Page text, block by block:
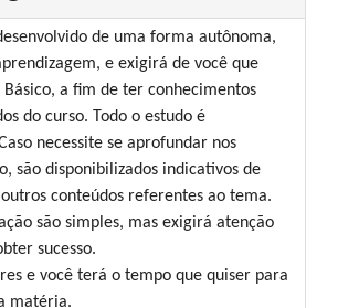
de uma forma autônoma,
e exigirá de você que
Básico, a fim de ter conhecimentos
do curso. Todo o estudo é
necessite se aprofundar nos
são disponibilizados indicativos de
conteúdos referentes ao tema.
são simples, mas exigirá atenção
sucesso.
e você terá o tempo que quiser para
matéria.